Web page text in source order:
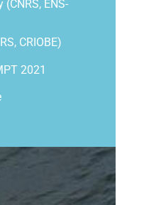
ENS-
CRIOBE)
2021